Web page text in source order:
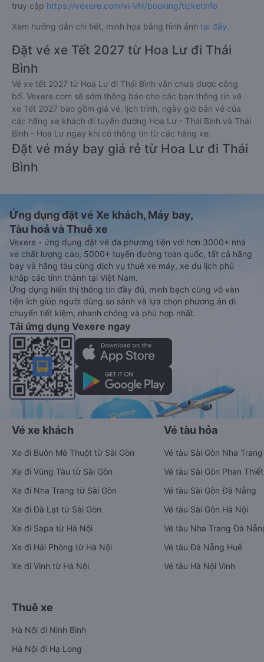
truy cập https://vexere.com/vi-VN/booking/ticketinfo
Xem hướng dẫn chi tiết, minh họa bằng hình ảnh tại đây.
Đặt vé xe Tết 2027 từ Hoa Lư đi Thái
Bình
Vé xe tết 2027 từ Hoa Lư đi Thái Bình vẫn chưa được công
bố. Vexere.com sẽ sớm thông báo cho các bạn thông tin vé
xe Tết 2027 bao gồm giá vé, lịch trình, ngày giờ bán vé của
các hãng xe khách đi tuyến đường Hoa Lư - Thái Bình và Thái
Bình - Hoa Lư ngay khi có thông tin từ các hãng xe.
Đặt vé máy bay giá rẻ từ Hoa Lư đi Thái
Bình
Ứng dụng đặt vé Xe khách, Máy bay,
Tàu hoả và Thuê xe
Vexere - ứng dụng đặt vé đa phương tiện với hơn 3000+ nhà
xe chất lượng cao, 5000+ tuyến đường toàn quốc, tất cả hãng
bay và hãng tàu cùng dịch vụ thuê xe máy, xe du lịch phủ
khắp các tỉnh thành tại Việt Nam.
Ứng dụng hiển thị thông tin đầy đủ, minh bạch cùng vô vàn
tiện ích giúp người dùng so sánh và lựa chọn phương án di
chuyển tiết kiệm, nhanh chóng và phù hợp nhất.
Tải ứng dụng Vexere ngay
Vé xe khách
Xe đi Buôn Mê Thuột từ Sài Gòn
Xe đi Vũng Tàu từ Sài Gòn
Xe đi Nha Trang từ Sài Gòn
Xe đi Đà Lạt từ Sài Gòn
Xe đi Sapa từ Hà Nội
Xe đi Hải Phòng từ Hà Nội
Xe đi Vinh từ Hà Nội
Vé tàu hỏa
Vé tàu Sài Gòn Nha Trang
Vé tàu Sài Gòn Phan Thiết
Vé tàu Sài Gòn Đà Nẵng
Vé tàu Sài Gòn Hà Nội
Vé tàu Nha Trang Đà
Vé tàu Đà Nẵng Huế
Vé tàu Hà Nội Vinh
Thuê xe
Hà Nội đi Ninh Bình
Hà Nội đi Hạ Long